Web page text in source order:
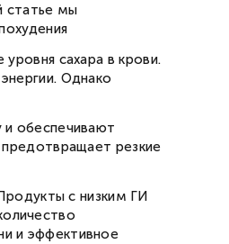
статье мы
сахара в крови.
Однако
обеспечивают
резкие
с низким ГИ
и эффективное